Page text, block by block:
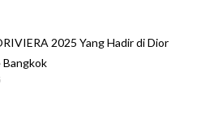
2025 Yang Hadir di Dior
Bangkok